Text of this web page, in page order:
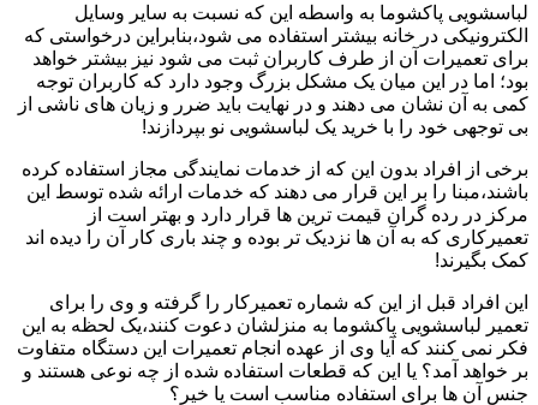
لباسشویی پاکشوما به واسطه این که نسبت به سایر وسایل
الکترونیکی در خانه بیشتر استفاده می شود،بنابراین درخواستی که
برای تعمیرات آن از طرف کاربران ثبت می شود نیز بیشتر خواهد
بود؛ اما در این میان یک مشکل بزرگ وجود دارد که کاربران توجه
کمی به آن نشان می دهند و در نهایت باید ضرر و زیان های ناشی از
بی توجهی خود را با خرید یک لباسشویی نو بپردازند!
برخی از افراد بدون این که از خدمات نمایندگی مجاز استفاده کرده
باشند،مبنا را بر این قرار می دهند که خدمات ارائه شده توسط این
مرکز در رده گران قیمت ترین ها قرار دارد و بهتر است از
تعمیرکاری که به آن ها نزدیک تر بوده و چند باری کار آن را دیده اند
کمک بگیرند!
این افراد قبل از این که شماره تعمیرکار را گرفته و وی را برای
تعمیر لباسشویی پاکشوما به منزلشان دعوت کنند،یک لحظه به این
فکر نمی کنند که آیا وی از عهده انجام تعمیرات این دستگاه متفاوت
بر خواهد آمد؟ یا این که قطعات استفاده شده از چه نوعی هستند و
جنس آن ها برای استفاده مناسب است یا خیر؟